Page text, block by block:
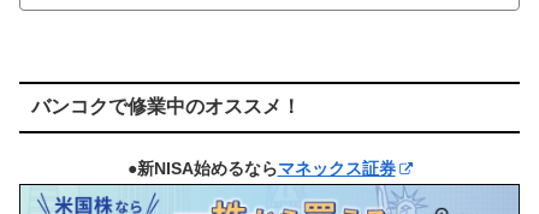
バンコクで修業中のオススメ！
●新NISA始めるならマネックス証券